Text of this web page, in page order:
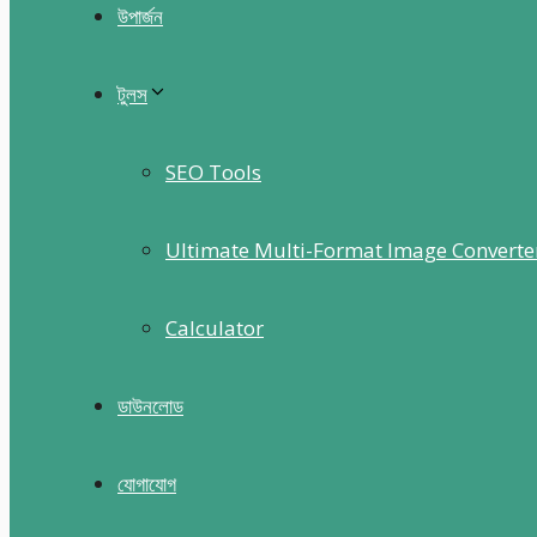
উপার্জন
টুলস
SEO Tools
Ultimate Multi-Format Image
Calculator
ডাউনলোড
যোগাযোগ